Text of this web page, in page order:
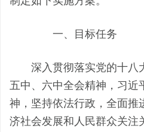
一、目标任务
深入贯彻落实党的十八
五中、六中全会精神，习近
神，坚持依法行政，全面推
济社会发展和人民群众关注